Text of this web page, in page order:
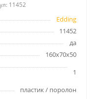
11452
Edding
11452
да
160x70x50
1
пластик / поролон